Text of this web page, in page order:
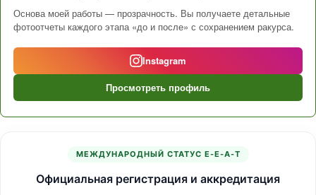
Основа моей работы — прозрачность. Вы получаете детальные
фотоотчеты каждого этапа «до и после» с сохранением ракурса.
Instagram
Просмотреть профиль
МЕЖДУНАРОДНЫЙ СТАТУС E-E-A-T
Официальная регистрация и аккредитация